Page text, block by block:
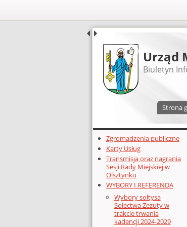
UDOSTĘPNIJ
Urząd
Biuletyn
Strona
Dodatkowe zasoby
Zgromadzenia publiczne
Karty Usług
Transmisja oraz nagrania
Sesji Rady Miejskiej w
Olsztynku
WYBORY I REFERENDA
Wybory sołtysa
Sołectwa Zezuty w
trakcie trwania
kadencji 2024-2029